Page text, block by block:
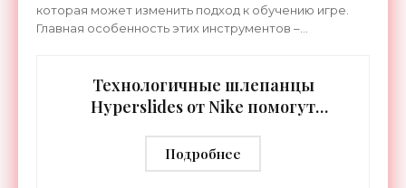
которая может изменить подход к обучению игре.
Главная особенность этих инструментов –
Технологичные шлепанцы
Hyperslides от Nike помогут
тренировки - «Гаджеты»
Подробнее